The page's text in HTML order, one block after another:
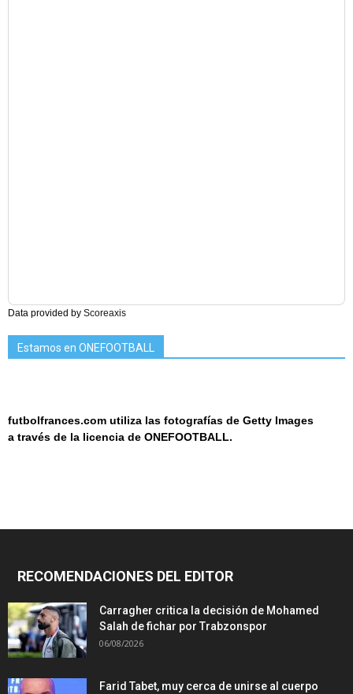
Data provided by Scoreaxis
Estamos en ONEFOOTBALL
futbolfrances.com utiliza las fotografías de Getty Images
a través de la licencia de ONEFOOTBALL.
RECOMENDACIONES DEL EDITOR
Carragher critica la decisión de Mohamed
Salah de fichar por Trabzonspor
06/08/2026
Farid Tabet, muy cerca de unirse al cuerpo